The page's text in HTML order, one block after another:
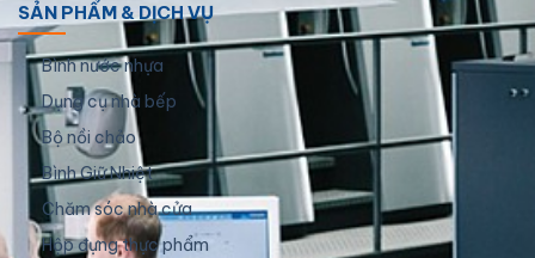
SẢN PHẨM & DỊCH VỤ
Bình nước nhựa
Dụng cụ nhà bếp
Bộ nồi chảo
Bình Giữ Nhiệt
Chăm sóc nhà cửa
Hộp đựng thực phẩm